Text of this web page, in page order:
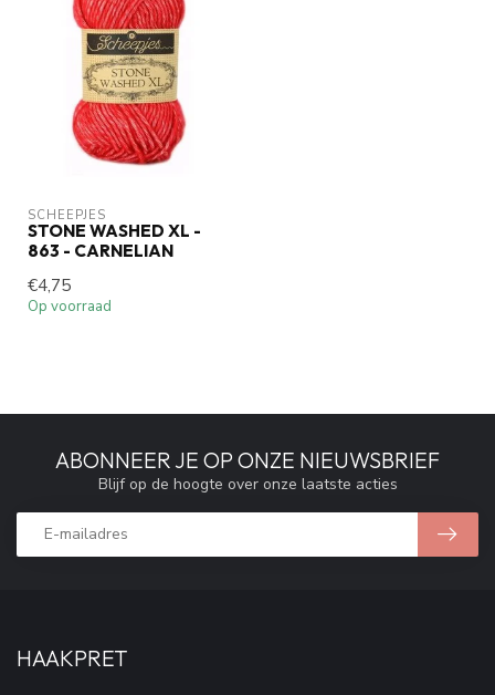
SCHEEPJES
STONE WASHED XL -
863 - CARNELIAN
€4,75
Op voorraad
ABONNEER JE OP ONZE NIEUWSBRIEF
Blijf op de hoogte over onze laatste acties
HAAKPRET